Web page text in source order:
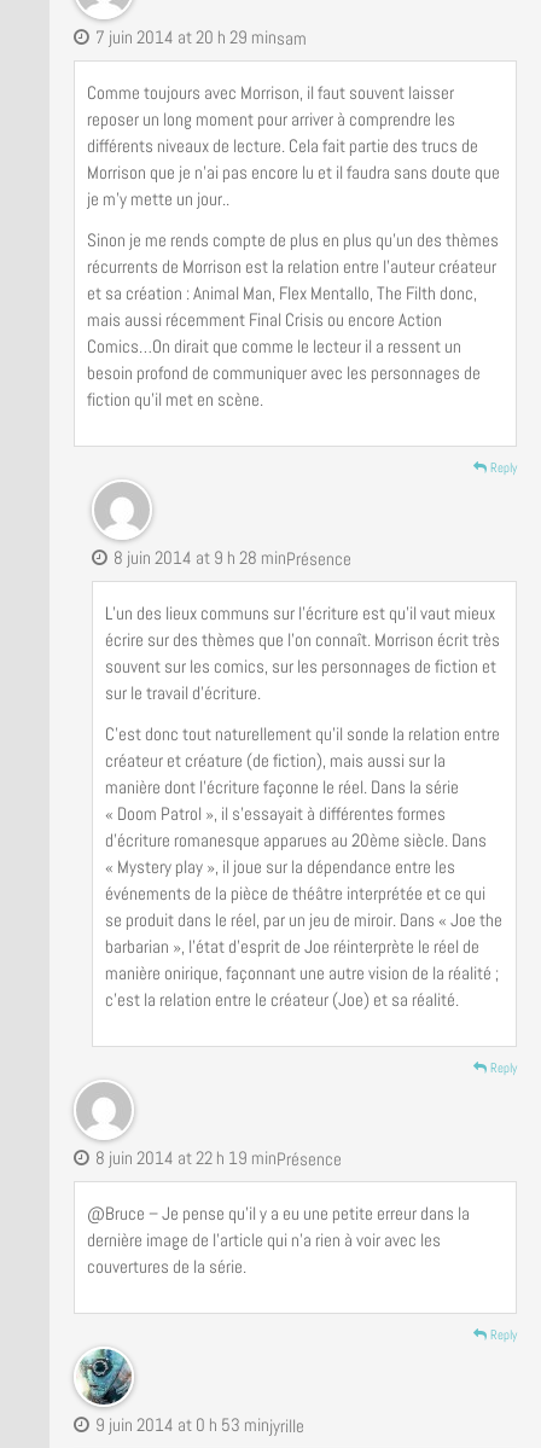
sam
7 juin 2014 at 20 h 29 min
Comme toujours avec Morrison, il faut souvent laisser
reposer un long moment pour arriver à comprendre les
différents niveaux de lecture. Cela fait partie des trucs de
Morrison que je n’ai pas encore lu et il faudra sans doute que
je m’y mette un jour..
Sinon je me rends compte de plus en plus qu’un des thèmes
récurrents de Morrison est la relation entre l’auteur créateur
et sa création : Animal Man, Flex Mentallo, The Filth donc,
mais aussi récemment Final Crisis ou encore Action
Comics…On dirait que comme le lecteur il a ressent un
besoin profond de communiquer avec les personnages de
fiction qu’il met en scène.
Reply
Présence
8 juin 2014 at 9 h 28 min
L’un des lieux communs sur l’écriture est qu’il vaut mieux
écrire sur des thèmes que l’on connaît. Morrison écrit très
souvent sur les comics, sur les personnages de fiction et
sur le travail d’écriture.
C’est donc tout naturellement qu’il sonde la relation entre
créateur et créature (de fiction), mais aussi sur la
manière dont l’écriture façonne le réel. Dans la série
« Doom Patrol », il s’essayait à différentes formes
d’écriture romanesque apparues au 20ème siècle. Dans
« Mystery play », il joue sur la dépendance entre les
événements de la pièce de théâtre interprétée et ce qui
se produit dans le réel, par un jeu de miroir. Dans « Joe the
barbarian », l’état d’esprit de Joe réinterprète le réel de
manière onirique, façonnant une autre vision de la réalité ;
c’est la relation entre le créateur (Joe) et sa réalité.
Reply
Présence
8 juin 2014 at 22 h 19 min
@Bruce – Je pense qu’il y a eu une petite erreur dans la
dernière image de l’article qui n’a rien à voir avec les
couvertures de la série.
Reply
jyrille
9 juin 2014 at 0 h 53 min